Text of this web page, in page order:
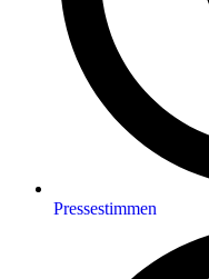
Pressestimmen